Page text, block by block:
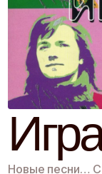
Игра
Новые песни…
старые лучше.
то, что было. То,
с трудом. Музыка
этого или нет.
страны. По